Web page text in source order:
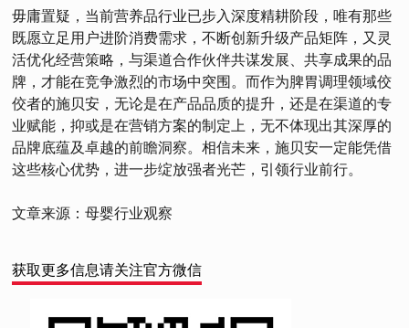
毋庸置疑，当前营养品行业已步入深度精耕阶段，唯有那些
既愿立足用户进阶消费需求，不断创新升级产品矩阵，又灵
活优化经营策略，与渠道合作伙伴共谋发展、共享成果的品
牌，才能在竞争激烈的市场中突围。而作为脾胃调理领域佼
佼者的施贝安，无论是在产品品质的提升，还是在渠道的专
业赋能，抑或是在营销方案的制定上，无不体现出其深厚的
品牌底蕴及卓越的前瞻洞察。相信未来，施贝安一定能凭借
这些核心优势，进一步绽放强者光芒，引领行业前行。
文章来源：母婴行业观察
获取更多信息请关注官方微信